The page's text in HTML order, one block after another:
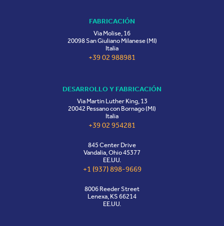
FABRICACIÓN
Via Molise, 16
20098 San Giuliano Milanese (MI)
Italia
+39 02 988981
DESARROLLO Y FABRICACIÓN
Via Martin Luther King, 13
20042 Pessano con Bornago (MI)
Italia
+39 02 954281
845 Center Drive
Vandalia, Ohio 45377
EE.UU.
+1 (937) 898-9669
8006 Reeder Street
Lenexa, KS 66214
EE.UU.